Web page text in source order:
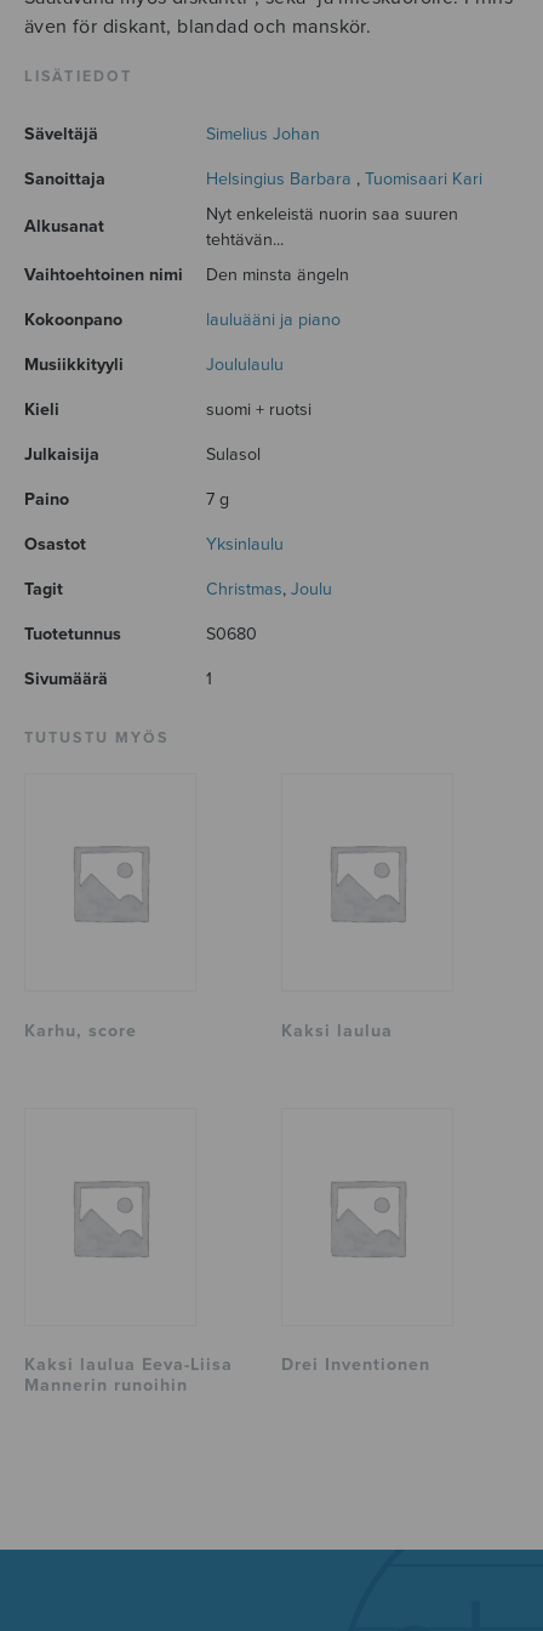
även för diskant, blandad och manskör.
LISÄTIEDOT
Säveltäjä Simelius Johan
Sanoittaja Helsingius Barbara , Tuomisaari Kari
Alkusanat
Nyt enkeleistä nuorin saa suuren
tehtävän...
Vaihtoehtoinen nimi
Den minsta ängeln
Kokoonpano lauluääni ja piano
Musiikkityyli Joululaulu
Kieli suomi + ruotsi
Julkaisija Sulasol
Paino 7 g
Osastot Yksinlaulu
Tagit Christmas, Joulu
Tuotetunnus S0680
Sivumäärä 1
TUTUSTU MYÖS
Karhu, score Kaksi laulua
Kaksi laulua Eeva-Liisa
Mannerin runoihin
Drei Inventionen